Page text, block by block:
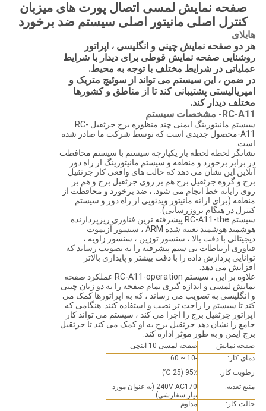
صفحه نمایش لمسی اتصال پورت های میزبان
کنترل اصلی مانیتور اصلی سیستم ضد برخورد
هایلای
هر دو صفحه نمایش چینی و انگلیسی ، اپراتور
روشنایی صفحه نمایش قوطی برای دیدار با شرایط
عملیاتی در شرایط مختلف با توجه به محیط.
در ضمن ، این سیستم می تواند از سوئیچ متریک و
امپریالیستی پشتیبانی کند تا از مناطق و کشورها
مختلف دیدار کند.
RC-A11-
مشخصات سیستم
سیستم مانیتورینگ ایمنی چند منظوره برج جرثقیل RC-
A11-محصول جدیدی است که توسط شرکت ما صادر شده
است.
نشانگر لحظه لحظه بار یکپارچه سیستم با سیستم محافظت
در برابر برخورد و منطقه و سیستم مانیتورینگ از راه دور
آنلاین.این نشان می دهد که حالت های واقعی کار جرثقیل
برج و گروه جرثقیل برج هم بر روی جرثقیل برج و هم بر
روی رایانه خط انجام می شود. ، ضد برخورد و محافظت از
منطقه (برای ارائه مانیتور ویدئویی از راه دور و سیستم
کنترل در هنگام بروزرسانی).
سیستم RC-A11-the پیشرفته ترین فناوری ریزپردازنده
هوشمند هوشمند تعبیه شده ARM ، سنسور آزیموت
دیجیتالی با دقت بالا ، سنسور توزین ، سنسور زاویه ،
فناوری ارتباطات بی سیم پیشرفته را به تصویب رساند که
توانایی پردازش داده را با دقت بیشتر و پایداری بالاتر
افزایش می دهد.
علاوه بر این ، سیستم RC-A11-operation عملکرد صفحه
نمایش لمسی و اندازه گیری تمام صفحه را به دو زبان چینی
و انگلیسی به تصویب می رساند ، که به اپراتورها کمک می
کند تا سیستم را راحت تر نصب و استفاده کنند. هنگامی که
اپراتور جرثقیل برج را اجرا می کند ، سیستم می تواند کار
جامع را نشان دهد جرثقیل برج به او کمک می کند تا جرثقیل
برج ایمن و به طور موثر اداره کند.
صفحه نمایش
صفحه لمسی 10 اینچی
دمای کار:
-10 ~ 60
رطوبت کار:
95٪ (25 ℃)
منبع تغذیه:
240V AC170 (به عنوان مورد
نیاز سفارشی)
حالت کار:
مداوم